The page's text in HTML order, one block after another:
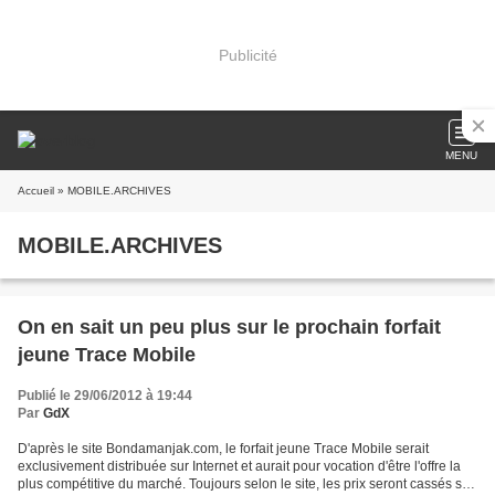
Publicité
MENU
Accueil » MOBILE.ARCHIVES
MOBILE.ARCHIVES
On en sait un peu plus sur le prochain forfait
jeune Trace Mobile
Publié le 29/06/2012 à 19:44
Par GdX
D'après le site Bondamanjak.com, le forfait jeune Trace Mobile serait
exclusivement distribuée sur Internet et aurait pour vocation d'être l'offre la
plus compétitive du marché. Toujours selon le site, les prix seront cassés sur